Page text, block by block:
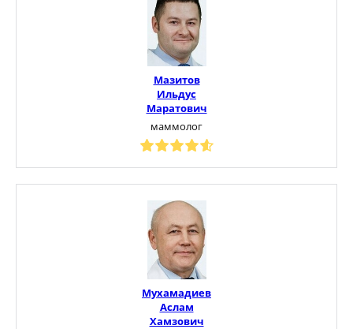
Мазитов
Ильдус
Маратович
маммолог
Мухамадиев
Аслам
Хамзович